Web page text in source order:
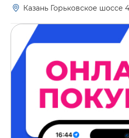
Казань Горьковское шоссе